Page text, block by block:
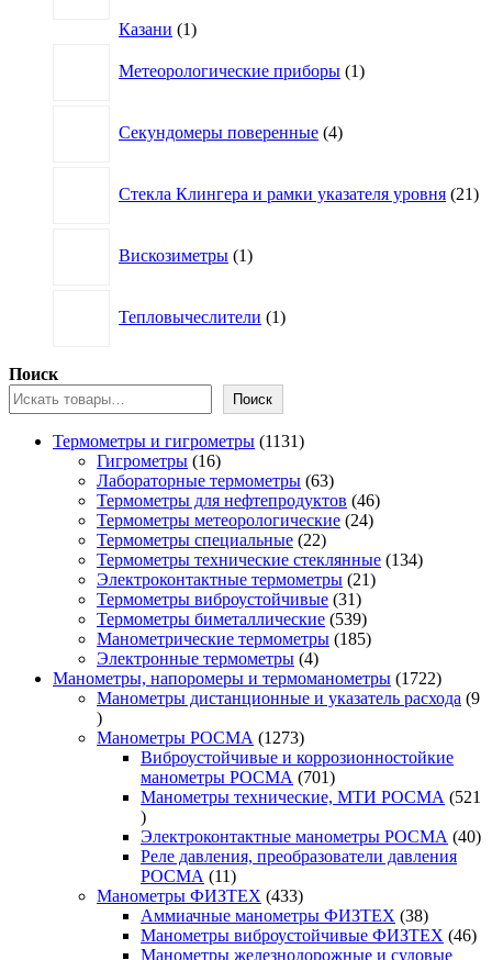
Казани 11
Метеорологические приборы 1товар
Секундомеры поверенные 4товара
Стекла Клингера и рамки указателя уровня 21
Вискозиметры 1товар
Тепловычеслители 1товар
Поиск
Поиск
Термометры и гигрометры 11311131
Гигрометры 1616
товаров
Лабораторные термометры 6363
товара
Термометры для нефтепродуктов 4646
Термометры метеорологические 2424
Термометры специальные 2222
товара
Термометры технические стеклянные 134134
Электроконтактные термометры 2121
Термометры виброустойчивые 3131
товар
Термометры биметаллические 539539
товаров
Манометрические термометры 185185
Электронные термометры 44
товара
Манометры, напоромеры и термоманометры 17221722
товара
Манометры дистанционные и указатель расхода 9
9
товаров
Манометры РОСМА 12731273
товара
Виброустойчивые и коррозионностойкие
манометры РОСМА
701701
товар
Манометры технические, МТИ РОСМА
521
521
товар
Электроконтактные манометры РОСМА 4040
Реле давления, преобразователи давления
РОСМА
1111
товаров
Манометры ФИЗТЕХ 433433
товара
Аммиачные манометры ФИЗТЕХ 3838
товаров
Манометры виброустойчивые ФИЗТЕХ 4646
Манометры железнодорожные и судовые